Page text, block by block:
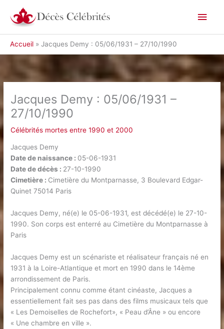
contenu
Accueil Jacques Demy : 05/06/1931 – 27/10/1990
Jacques Demy : 05/06/1931 –
27/10/1990
Célébrités mortes entre 1990 et 2000
Jacques Demy
Date de naissance : 05-06-1931
Date de décès : 27-10-1990
Cimetière : Cimetière du Montparnasse, 3 Boulevard Edgar-
Quinet 75014 Paris
Jacques Demy, né(e) le 05-06-1931, est décédé(e) le 27-10-
1990. Son corps est enterré au Cimetière du Montparnasse à
Paris
Jacques Demy est un scénariste et réalisateur français né en
1931 à la Loire-Atlantique et mort en 1990 dans le 14ème
arrondissement de Paris.
Principalement connu comme étant cinéaste, Jacques a
essentiellement fait ses pas dans des films musicaux tels que
« Les Demoiselles de Rochefort», « Peau d’Âne » ou encore
« Une chambre en ville ».